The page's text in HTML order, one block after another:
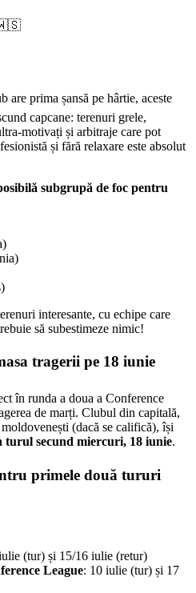
🇼🇸
prima șansă pe hârtie, aceste
capcane: terenuri grele,
motivați și arbitraje care pot
și fără relaxare este absolut
subgrupă de foc pentru
interesante, cu echipe care
să subestimeze nimic!
tragerii pe 18 iunie
în runda a doua a Conference
de marți. Clubul din capitală,
(dacă se califică), își
turul secund miercuri, 18 iunie.
primele două tururi
(tur) și 15/16 iulie (retur)
League: 10 iulie (tur) și 17